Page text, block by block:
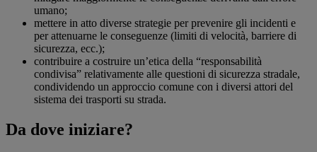
umano;
mettere in atto diverse strategie per prevenire gli incidenti e
per attenuarne le conseguenze (limiti di velocità, barriere di
sicurezza, ecc.);
contribuire a costruire un’etica della “responsabilità
condivisa” relativamente alle questioni di sicurezza stradale,
condividendo un approccio comune con i diversi attori del
sistema dei trasporti su strada.
Da dove iniziare?